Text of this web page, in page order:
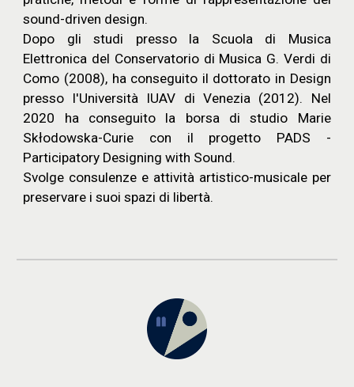
sound-driven design.
Dopo gli studi presso la Scuola di Musica
Elettronica del Conservatorio di Musica G. Verdi di
Como (2008), ha conseguito il dottorato in Design
presso l'Università IUAV di Venezia (2012). Nel
2020 ha conseguito la borsa di studio Marie
Skłodowska-Curie con il progetto PADS -
Participatory Designing with Sound.
Svolge consulenze e attività artistico-musicale per
preservare i suoi spazi di libertà.